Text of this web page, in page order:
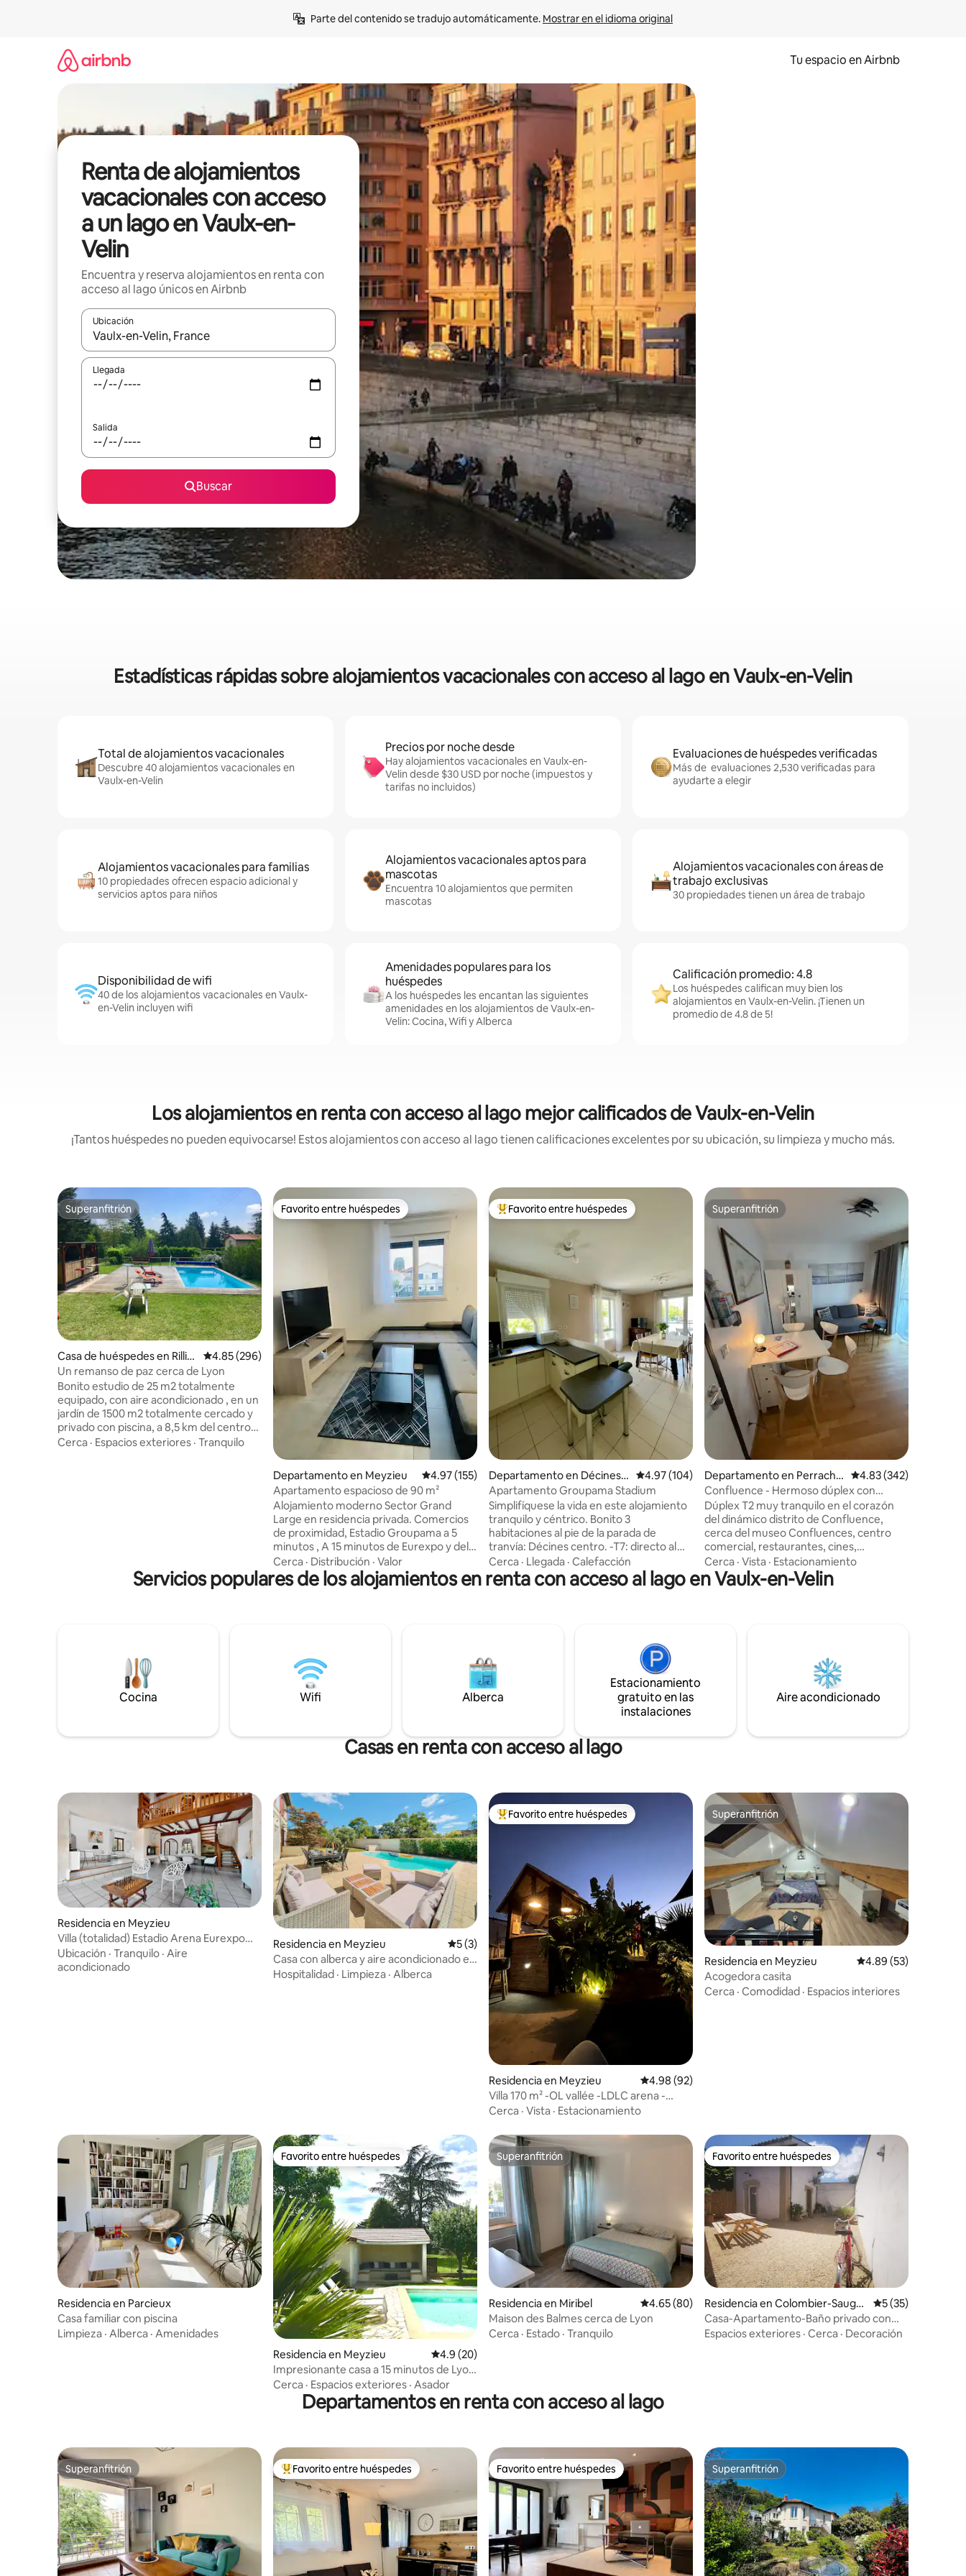
Parte del contenido se tradujo automáticamente. Mostrar en el idioma original
Tu espacio en Airbnb
Renta de alojamientos
vacacionales con acceso
a un lago en Vaulx-en-
Velin
Encuentra y reserva alojamientos en renta con
acceso al lago únicos en Airbnb
Ubicación
Cuando los resultados estén disponibles, podrás navegar usando las teclas de las flechas hacia arriba y hacia abajo, o bien tocando y deslizando la pantalla.
Llegada
Salida
Buscar
Estadísticas rápidas sobre alojamientos vacacionales con acceso al lago en Vaulx-en-Velin
Total de alojamientos vacacionales
Descubre 40 alojamientos vacacionales en
Vaulx-en-Velin
Precios por noche desde
Hay alojamientos vacacionales en Vaulx-en-
Velin desde $30 USD por noche (impuestos y
tarifas no incluidos)
Evaluaciones de huéspedes verificadas
Más de evaluaciones 2,530 verificadas para
ayudarte a elegir
Alojamientos vacacionales para familias
10 propiedades ofrecen espacio adicional y
servicios aptos para niños
Alojamientos vacacionales aptos para
mascotas
Encuentra 10 alojamientos que permiten
mascotas
Alojamientos vacacionales con áreas de
trabajo exclusivas
30 propiedades tienen un área de trabajo
Disponibilidad de wifi
40 de los alojamientos vacacionales en Vaulx-
en-Velin incluyen wifi
Amenidades populares para los
huéspedes
A los huéspedes les encantan las siguientes
amenidades en los alojamientos de Vaulx-en-
Velin: Cocina, Wifi y Alberca
Calificación promedio: 4.8
Los huéspedes califican muy bien los
alojamientos en Vaulx-en-Velin. ¡Tienen un
promedio de 4.8 de 5!
Los alojamientos en renta con acceso al lago mejor calificados de Vaulx-en-Velin
¡Tantos huéspedes no pueden equivocarse! Estos alojamientos con acceso al lago tienen calificaciones excelentes por su ubicación, su limpieza y mucho más.
Superanfitrión
Superanfitrión
Casa de huéspedes en Rillie
ux-la-Pape
Calificación promedio: 4.85 de 5; 296 evaluaciones
4.85 (296)
Un remanso de paz cerca de Lyon
Bonito estudio de 25 m2 totalmente
equipado, con aire acondicionado , en un
jardín de 1500 m2 totalmente cercado y
privado con piscina, a 8,5 km del centro
de la ciudad de Lyon , a 10 minutos del
supermercado a 25 minutos a pie )
Cerca · Espacios exteriores · Tranquilo
Favorito entre huéspedes
Favorito entre huéspedes
Departamento en Meyzieu Calificación promedio: 4.97 de 5; 155 evaluaciones
4.97 (155)
Apartamento espacioso de 90 m²
Alojamiento moderno Sector Grand
Large en residencia privada. Comercios
de proximidad, Estadio Groupama a 5
minutos , A 15 minutos de Eurexpo y del
aeropuerto. Comunicado por tranvía y
autobús A 5 minutos del lago Grand
Large. Luminoso apartamento de 90 m2.
estar.CLIM 6/8 viajeros . Gran terraza de
20 m2. Wifi / aparcamiento exterior
gratuito. Centro de la ciudad de Lyon a 15
minutos
Cerca · Distribución · Valor
De los mejores en Favorito entre huéspedes
Favorito entre huéspedes
Departamento en Décines -
Charpieu
Calificación promedio: 4.97 de 5; 104 evaluaciones
4.97 (104)
Apartamento Groupama Stadium
Simplifíquese la vida en este alojamiento
tranquilo y céntrico. Bonito 3
habitaciones al pie de la parada de
tranvía: Décines centro. -T7: directo al
Groupama Stadium y al LDLC Arena:
5 min -T3: dirección estación de tren
Part-Dieu: 15 minutos Dirección metro
recinto ferial Eurexpo y a 5 minutos de la
carretera de circunvalación (N346)
Conjunto residencial reciente, tranquilo y
seguro.
Cerca · Llegada · Calefacción
Superanfitrión
Superanfitrión
Departamento en Perrache
- Charlemagne
Calificación promedio:
4.83 (342)
Confluence - Hermoso dúplex con
estacionamiento privado (opcional) en
Dúplex T2 muy tranquilo en el corazón
del dinámico distrito de Confluence,
cerca del museo Confluences, centro
comercial, restaurantes, cines,
transporte. Tiendas locales (carnicería,
panadería, farmacia, cajero automático,
LIDL) en un radio de 150 m. Debido a su
acondicionado (12 € por día) y
estacionamiento privado (15 € por día).
Apartamento clasificado amueblado con
turismo de 3 estrellas
Cerca · Vista · Estacionamiento
Servicios populares de los alojamientos en renta con acceso al lago en Vaulx-en-Velin
Cocina Wifi Alberca
Estacionamiento
gratuito en las
instalaciones
Aire acondicionado
Casas en renta con acceso al lago
Residencia en Meyzieu
Villa (totalidad) Estadio Arena Eurexpo
Aeropuerto de Lyon
Ubicación · Tranquilo · Aire
acondicionado
Residencia en Meyzieu Calificación promedio: 5 de 5; 3 evaluaciones
5 (3)
Casa con alberca y aire acondicionado en
Lyon Eurexpo LDLC Arena
Hospitalidad · Limpieza · Alberca
De los mejores en Favorito entre huéspedes
Favorito entre huéspedes
Residencia en Meyzieu Calificación promedio: 4.98 de 5; 92 evaluaciones
4.98 (92)
Villa 170 m² -OL vallée -LDLC arena -
eurexpo
Cerca · Vista · Estacionamiento
Superanfitrión
Superanfitrión
Residencia en Meyzieu Calificación
4.89 (53)
Acogedora casita
Cerca · Comodidad · Espacios interiores
Residencia en Parcieux
Casa familiar con piscina
Limpieza · Alberca · Amenidades
Favorito entre huéspedes
Favorito entre huéspedes
Residencia en Meyzieu Calificación promedio: 4.9 de 5; 20 evaluaciones
4.9 (20)
Impresionante casa a 15 minutos de Lyon
(cerca del estadio OL)
Cerca · Espacios exteriores · Asador
Superanfitrión
Superanfitrión
Residencia en Miribel Calificación promedio: 4.65 de 5; 80 evaluaciones
4.65 (80)
Maison des Balmes cerca de Lyon
Cerca · Estado · Tranquilo
Favorito entre huéspedes
Favorito entre huéspedes
Residencia en Colombier-Saugni
eu
Calificación
5 (35)
Casa-Apartamento-Baño privado con
ducha-Le Petit S
Espacios exteriores · Cerca · Decoración
Departamentos en renta con acceso al lago
Superanfitrión
Superanfitrión De los mejores en Favorito entre huéspedes
Favorito entre huéspedes Favorito entre huéspedes
Favorito entre huéspedes Superanfitrión
Superanfitrión